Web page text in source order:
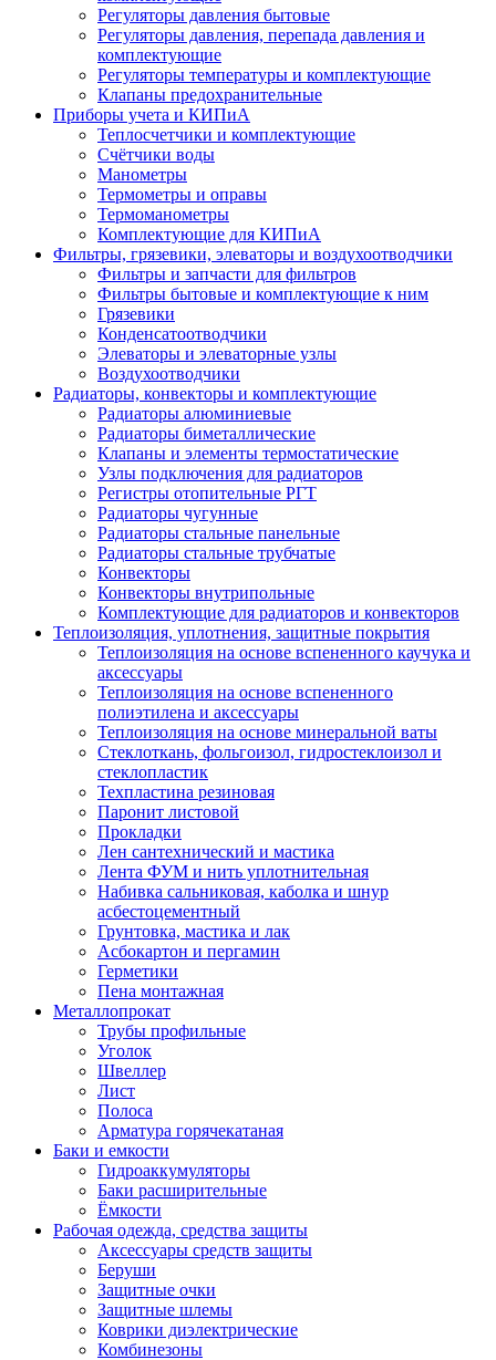
Регуляторы давления бытовые
Регуляторы давления, перепада давления и
комплектующие
Регуляторы температуры и комплектующие
Клапаны предохранительные
Приборы учета и КИПиА
Теплосчетчики и комплектующие
Счётчики воды
Манометры
Термометры и оправы
Термоманометры
Комплектующие для КИПиА
Фильтры, грязевики, элеваторы и воздухоотводчики
Фильтры и запчасти для фильтров
Фильтры бытовые и комплектующие к ним
Грязевики
Конденсатоотводчики
Элеваторы и элеваторные узлы
Воздухоотводчики
Радиаторы, конвекторы и комплектующие
Радиаторы алюминиевые
Радиаторы биметаллические
Клапаны и элементы термостатические
Узлы подключения для радиаторов
Регистры отопительные РГТ
Радиаторы чугунные
Радиаторы стальные панельные
Радиаторы стальные трубчатые
Конвекторы
Конвекторы внутрипольные
Комплектующие для радиаторов и конвекторов
Теплоизоляция, уплотнения, защитные покрытия
Теплоизоляция на основе вспененного каучука и
аксессуары
Теплоизоляция на основе вспененного
полиэтилена и аксессуары
Теплоизоляция на основе минеральной ваты
Стеклоткань, фольгоизол, гидростеклоизол и
стеклопластик
Техпластина резиновая
Паронит листовой
Прокладки
Лен сантехнический и мастика
Лента ФУМ и нить уплотнительная
Набивка сальниковая, каболка и шнур
асбестоцементный
Грунтовка, мастика и лак
Асбокартон и пергамин
Герметики
Пена монтажная
Металлопрокат
Трубы профильные
Уголок
Швеллер
Лист
Полоса
Арматура горячекатаная
Баки и емкости
Гидроаккумуляторы
Баки расширительные
Ёмкости
Рабочая одежда, средства защиты
Аксессуары средств защиты
Беруши
Защитные очки
Защитные шлемы
Коврики диэлектрические
Комбинезоны